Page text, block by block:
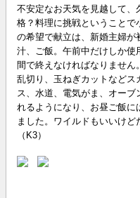
不安定なお天気を見越して
格？料理に挑戦ということで
の希望で献立は、新婚主婦が
汁、ご飯。午前中だけしか
間で終えなければなりませ
乱切り、玉ねぎカットなど
ス、水道、電気がま、オー
れるようになり、お昼ご飯に
ました。ワイルドもいいけど
（K3）